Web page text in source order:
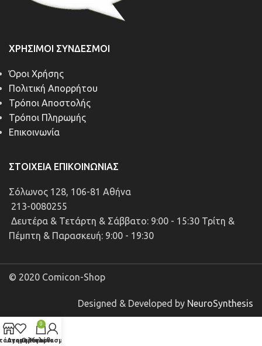
ΧΡΉΣΙΜΟΙ ΣΎΝΔΕΣΜΟΙ
Όροι Χρήσης
Πολιτική Απορρήτου
Τρόποι Αποστολής
Τρόποι Πληρωμής
Επικοινωνία
ΣΤΟΙΧΕΊΑ ΕΠΙΚΟΙΝΩΝΊΑΣ
Σόλωνος 128, 106-81 Αθήνα
213-0080255
Δευτέρα & Τετάρτη & Σάββατο: 9:00 - 15:30 Τρίτη &
Πέμπτη & Παρασκευή: 9:00 - 19:30
© 2020 Comicon-Shop
Designed & Developed by NeuroSynthesis
Αγαπημένα
0
Καλάθι
Ο λογαριασμός μου